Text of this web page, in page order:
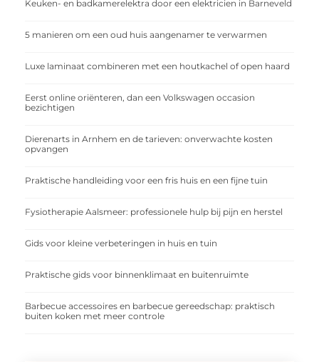
Keuken- en badkamerelektra door een elektricien in Barneveld
5 manieren om een oud huis aangenamer te verwarmen
Luxe laminaat combineren met een houtkachel of open haard
Eerst online oriënteren, dan een Volkswagen occasion
bezichtigen
Dierenarts in Arnhem en de tarieven: onverwachte kosten
opvangen
Praktische handleiding voor een fris huis en een fijne tuin
Fysiotherapie Aalsmeer: professionele hulp bij pijn en herstel
Gids voor kleine verbeteringen in huis en tuin
Praktische gids voor binnenklimaat en buitenruimte
Barbecue accessoires en barbecue gereedschap: praktisch
buiten koken met meer controle